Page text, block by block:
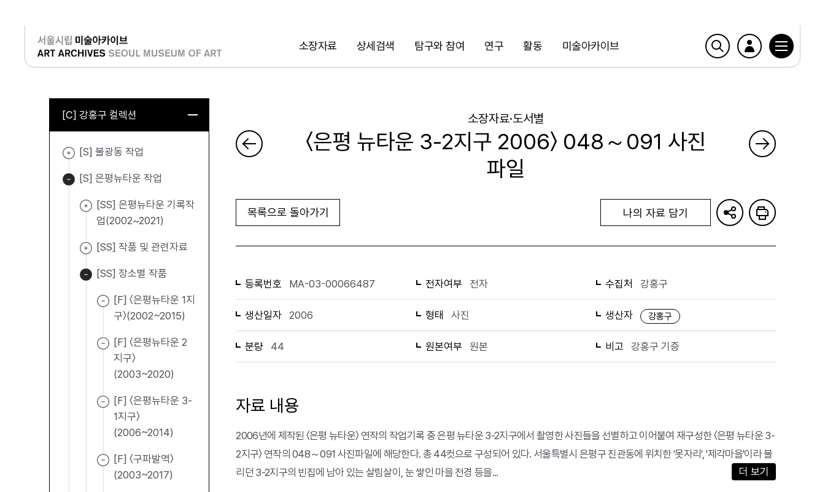
소장자료 상세검색 탐구와 참여 연구 활동 미술아카이브
검색
로그인
[C] 강홍구 컬렉션
[S] 불광동 작업
[S] 은평뉴타운 작업
[SS] 은평뉴타운 기록작
업(2002~2021)
[SS] 작품 및 관련자료
[SS] 장소별 작품
[F] 〈은평뉴타운 1지
구〉(2002~2015)
[F] 〈은평뉴타운 2
지구〉
(2003~2020)
[F] 〈은평뉴타운 3-
1지구〉
(2006~2014)
[F] 〈구파발역〉
(2003~2017)
소장자료·도서별
〈은평 뉴타운 3-2지구 2006〉 048～091 사진
파일
목록으로 돌아가기 나의 자료 담기
등록번호 MA-03-00066487 전자여부 전자 수집처 강홍구
생산일자 2006 형태 사진 생산자 강홍구
분량 44 원본여부 원본 비고 강홍구 기증
자료 내용
2006년에 제작된 〈은평 뉴타운〉 연작의 작업기록 중 은평 뉴타운 3-2지구에서 촬영한 사진들을 선별하고 이어붙여 재구성한 〈은평 뉴타운 3-
2지구〉 연작의 048～091 사진파일에 해당한다. 총 44컷으로 구성되어 있다. 서울특별시 은평구 진관동에 위치한 '못자리', '제각마을'이라 불
리던 3-2지구의 빈집에 남아 있는 살림살이, 눈 쌓인 마을 전경 등을...
더 보기